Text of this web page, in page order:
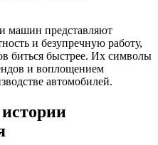
машин представляют
и безупречную работу,
биться быстрее. Их символы
и воплощением
автомобилей.